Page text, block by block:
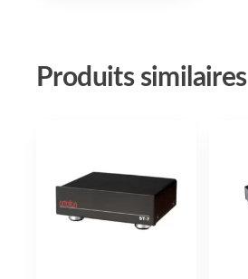
Produits similaires